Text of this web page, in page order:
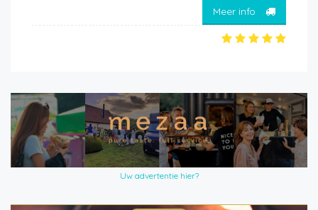
Meer info
Uw advertentie hier?